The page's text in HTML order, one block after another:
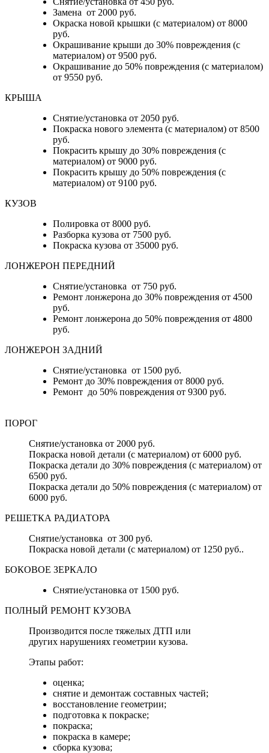
Замена от 2000 руб.
Окраска новой крышки (с материалом) от 8000
руб.
Окрашивание крыши до 30% повреждения (с
материалом) от 9500 руб.
Окрашивание до 50% повреждения (с материалом)
от 9550 руб.
КРЫША
Снятие/установка от 2050 руб.
Покраска нового элемента (с материалом) от 8500
руб.
Покрасить крышу до 30% повреждения (с
материалом) от 9000 руб.
Покрасить крышу до 50% повреждения (с
материалом) от 9100 руб.
КУЗОВ
Полировка от 8000 руб.
Разборка кузова от 7500 руб.
Покраска кузова от 35000 руб.
ЛОНЖЕРОН ПЕРЕДНИЙ
Снятие/установка от 750 руб.
Ремонт лонжерона до 30% повреждения от 4500
руб.
Ремонт лонжерона до 50% повреждения от 4800
руб.
ЛОНЖЕРОН ЗАДНИЙ
Снятие/установка от 1500 руб.
Ремонт до 30% повреждения от 8000 руб.
Ремонт до 50% повреждения от 9300 руб.
ПОРОГ
Снятие/установка от 2000 руб.
Покраска новой детали (с материалом) от 6000 руб.
Покраска детали до 30% повреждения (с материалом) от
6500 руб.
Покраска детали до 50% повреждения (с материалом) от
6000 руб.
РЕШЕТКА РАДИАТОРА
Снятие/установка от 300 руб.
Покраска новой детали (с материалом) от 1250 руб..
БОКОВОЕ ЗЕРКАЛО
Снятие/установка от 1500 руб.
ПОЛНЫЙ РЕМОНТ КУЗОВА
Производится после тяжелых ДТП или
других нарушениях геометрии кузова.
Этапы работ:
оценка;
снятие и демонтаж составных частей;
восстановление геометрии;
подготовка к покраске;
покраска;
покраска в камере;
сборка кузова;